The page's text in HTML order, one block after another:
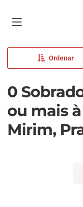
Ordenar
0
ou mais
Mirim,